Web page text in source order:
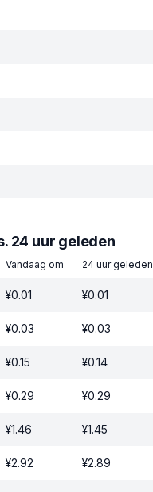
24 uur geleden
Vandaag om 24 uur geleden
¥0.01 ¥0.01
¥0.03 ¥0.03
¥0.15 ¥0.14
¥0.29 ¥0.29
¥1.46 ¥1.45
¥2.92 ¥2.89